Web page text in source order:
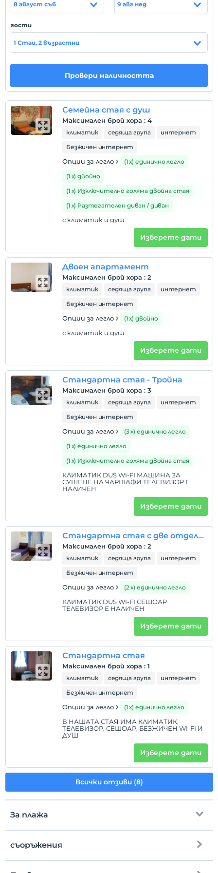
автогарата на Бодрум. Летище Милас-Бодрум е
Плажът
Намира се на 150 метра от плажа
Покажи на
картата
Правила на хотела
домашен любимец
Забранено за домашни любимци
Настаняването е възможно от 14:00 до 06:00 часа.
Входната врата е затворена извън тези часове.
деца
Бебета под 1 не се таксуват
1 дете(деца) до 7-годишна възраст на стая не се
8 август съб 9 авг нед
гости
1 Стаи, 2 възрастни
Провери наличността
Семейна стая с душ
Максимален брой хора : 4
климатик седяща група
интернет
Безжичен интернет
Опции за легло
(1 х) единично легло
(1 х) двойно
(1 х) Изключително голяма двойна стая
(1 х) Разтегателен диван / диван
с климатик и душ
Изберете дати
Двоен апартамент
Максимален брой хора : 2
климатик седяща група
интернет
Безжичен интернет
Опции за легло (1 х) двойно
с климатик и душ
Изберете дати
Стандартна стая - Тройна
Максимален брой хора : 3
климатик седяща група
интернет
Безжичен интернет
Опции за легло
(3 х) единично легло
(1 х) единично легло
(1 х) Изключително голяма двойна стая
КЛИМАТИК DUS WI-FI МАШИНА ЗА
СУШЕНЕ НА ЧАРШАФИ ТЕЛЕВИЗОР Е
НАЛИЧЕН
Изберете дати
Стандартна стая с две отделни легла
Максимален брой хора : 2
климатик седяща група
интернет
Безжичен интернет
Опции за легло (2 х) единично легло
КЛИМАТИК DUS WI-FI СЕШОАР
ТЕЛЕВИЗОР Е НАЛИЧЕН
Изберете дати
Стандартна стая
Максимален брой хора : 1
климатик седяща група
интернет
Безжичен интернет
Опции за легло (1 х) единично легло
В НАШАТА СТАЯ ИМА КЛИМАТИК,
ТЕЛЕВИЗОР, СЕШОАР, БЕЗЖИЧЕН WI-FI И
ДУШ
Изберете дати
Всички отзиви (8)
За плажа
до плажа
съоръжения